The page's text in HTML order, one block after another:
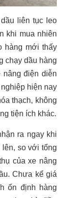
liên tục leo
khi mua nhiên
hàng mới thấy
chạy dầu hàng
nâng điện diễn
hiện nay
thạch, không
tiện ích khác.
ra ngay khi
so với tổng
của xe nâng
Chưa kể giá
ổn định hàng